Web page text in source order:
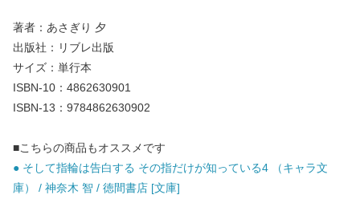
著者：あさぎり 夕
出版社：リブレ出版
サイズ：単行本
ISBN-10：4862630901
ISBN-13：9784862630902
■こちらの商品もオススメです
● そして指輪は告白する その指だけが知っている4 （キャラ文
庫） / 神奈木 智 / 徳間書店 [文庫]